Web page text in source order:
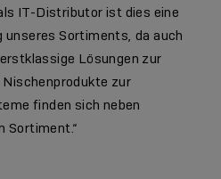
IT-Distributor ist dies eine
unseres Sortiments, da auch
Lösungen zur
zur
finden sich neben
Sortiment.“